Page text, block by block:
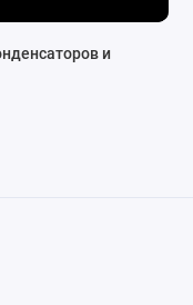
и